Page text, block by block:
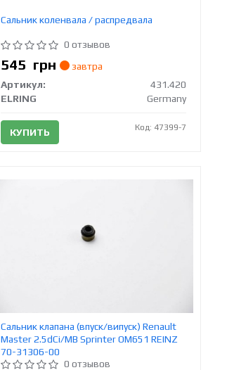
Сальник коленвала / распредвала
0 отзывов
545 грн
завтра
Артикул:
431.420
ELRING
Germany
КУПИТЬ Код: 47399-7
Сальник клапана (впуск/випуск) Renault
Master 2.5dCi/MB Sprinter OM651 REINZ
70-31306-00
0 отзывов